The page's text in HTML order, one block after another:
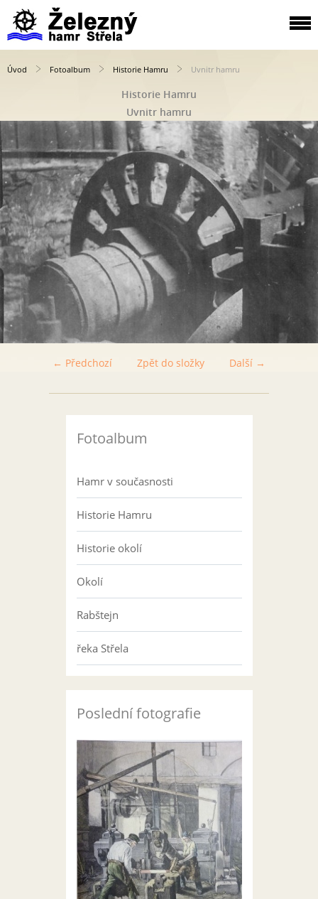
Úvod Fotoalbum Historie Hamru Uvnitr hamru
Historie Hamru
Uvnitr hamru
← Předchozí Další →
Zpět do složky
Fotoalbum
Hamr v současnosti
Historie Hamru
Historie okolí
Okolí
Rabštejn
řeka Střela
Poslední fotografie